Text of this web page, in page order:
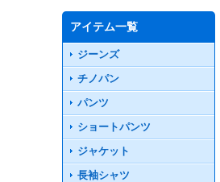
アイテム一覧
ジーンズ
チノパン
パンツ
ショートパンツ
ジャケット
長袖シャツ